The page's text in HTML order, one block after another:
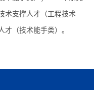
术支撑人才（工程技术
才（技术能手类）。